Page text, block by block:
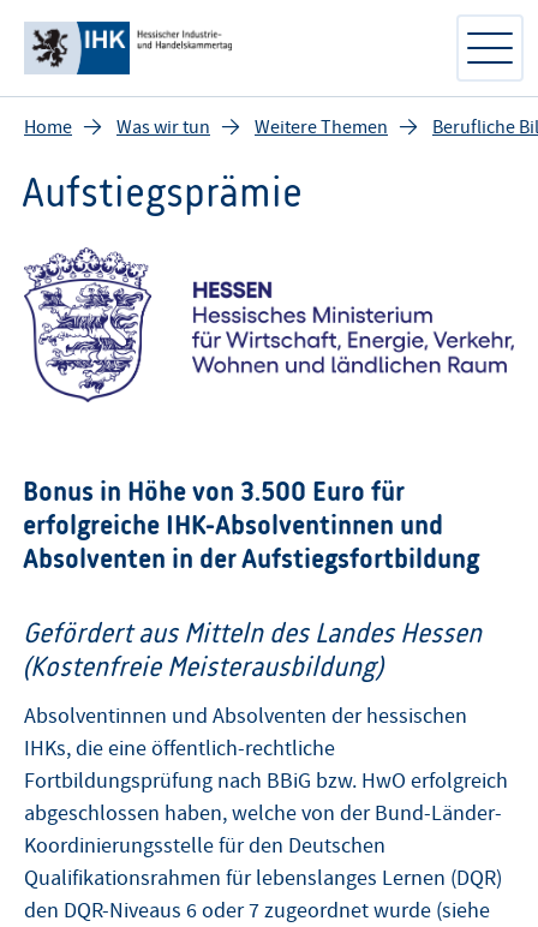
Home Was wir tun Weitere Themen Berufliche
Aufstiegsprämie
Bonus in Höhe von 3.500 Euro für
erfolgreiche IHK-Absolventinnen und
Absolventen in der Aufstiegsfortbildung
Gefördert aus Mitteln des Landes Hessen
(Kostenfreie Meisterausbildung)
Absolventinnen und Absolventen der hessischen
IHKs, die eine öffentlich-rechtliche
Fortbildungsprüfung nach BBiG bzw. HwO erfolgreich
abgeschlossen haben, welche von der Bund-Länder-
Koordinierungsstelle für den Deutschen
Qualifikationsrahmen für lebenslanges Lernen (DQR)
den DQR-Niveaus 6 oder 7 zugeordnet wurde (siehe